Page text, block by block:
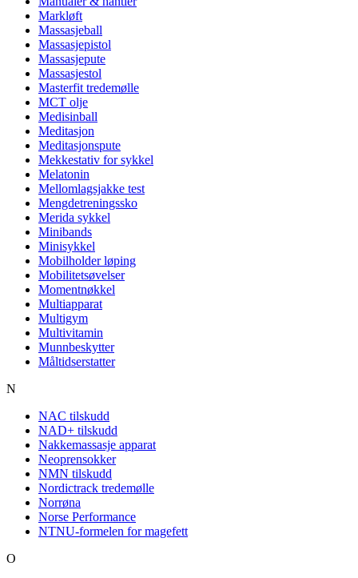
Markløft
Massasjeball
Massasjepistol
Massasjepute
Massasjestol
Masterfit tredemølle
MCT olje
Medisinball
Meditasjon
Meditasjonspute
Mekkestativ for sykkel
Melatonin
Mellomlagsjakke test
Mengdetreningssko
Merida sykkel
Minibands
Minisykkel
Mobilholder løping
Mobilitetsøvelser
Momentnøkkel
Multiapparat
Multigym
Multivitamin
Munnbeskytter
Måltidserstatter
N
NAC tilskudd
NAD+ tilskudd
Nakkemassasje apparat
Neoprensokker
NMN tilskudd
Nordictrack tredemølle
Norrøna
Norse Performance
NTNU-formelen for magefett
O